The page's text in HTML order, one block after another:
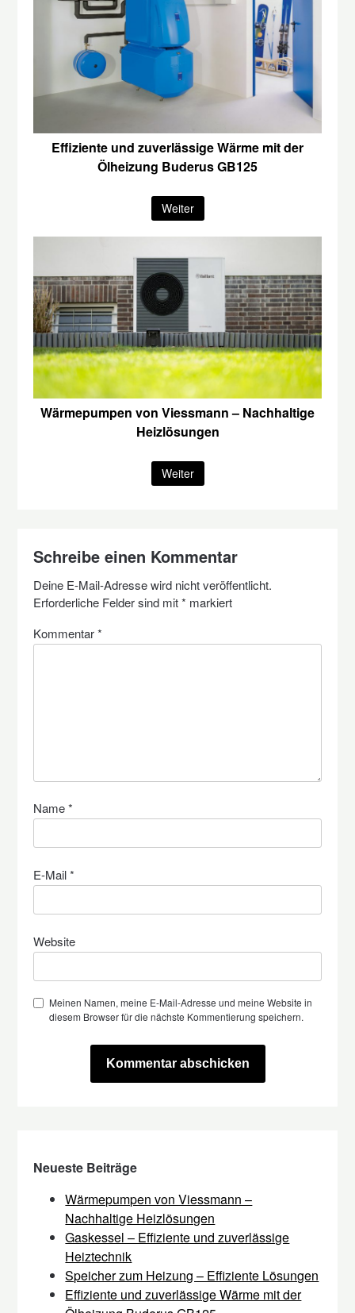
Effiziente und zuverlässige Wärme mit der
Ölheizung Buderus GB125
Weiter
Wärmepumpen von Viessmann – Nachhaltige
Heizlösungen
Weiter
Schreibe einen Kommentar
Deine E-Mail-Adresse wird nicht veröffentlicht.
Erforderliche Felder sind mit* markiert
Kommentar*
Name*
E-Mail*
Website
Meinen Namen, meine E-Mail-Adresse und meine Website in
diesem Browser für die nächste Kommentierung speichern.
Neueste Beiträge
Wärmepumpen von Viessmann –
Nachhaltige Heizlösungen
Gaskessel – Effiziente und zuverlässige
Heiztechnik
Speicher zum Heizung – Effiziente Lösungen
Effiziente und zuverlässige Wärme mit der